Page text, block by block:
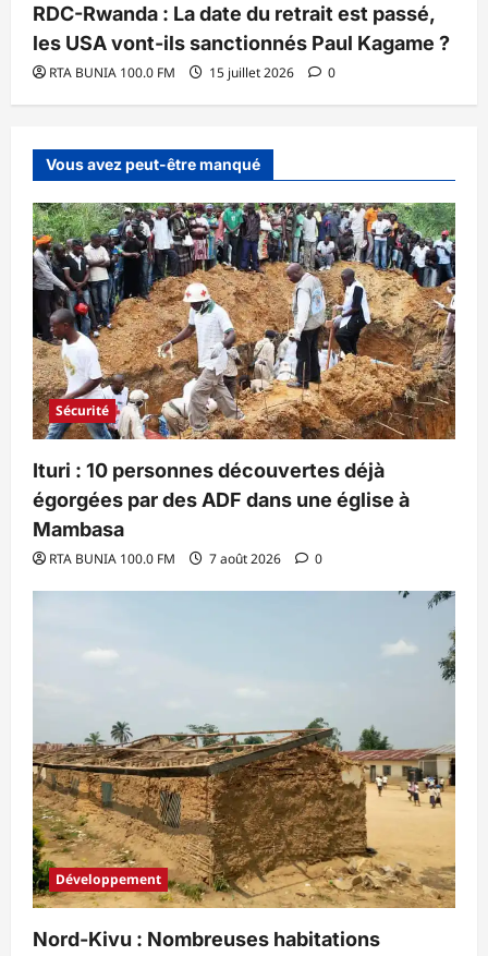
RDC-Rwanda : La date du retrait est passé,
les USA vont-ils sanctionnés Paul Kagame ?
RTA BUNIA 100.0 FM 15 juillet 2026 0
Vous avez peut-être manqué
Sécurité
Ituri : 10 personnes découvertes déjà
égorgées par des ADF dans une église à
Mambasa
RTA BUNIA 100.0 FM 7 août 2026 0
Développement
Nord-Kivu : Nombreuses habitations